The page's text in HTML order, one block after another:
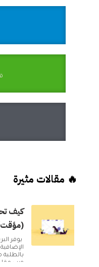
🔥 مقالات مثيرة
كيف
يوفر
ويب مقا...